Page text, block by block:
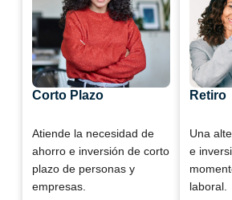
Corto Plazo
Atiende la necesidad de
ahorro e inversión de corto
plazo de personas y
empresas.
Retiro
Una
e
laboral.